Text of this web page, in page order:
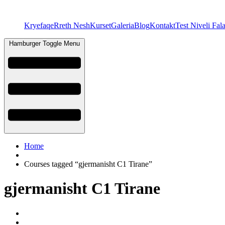
KryefaqeRreth NeshKursetGaleriaBlogKontaktTest Niveli
Hamburger Toggle Menu
Home
Courses tagged “gjermanisht C1 Tirane”
gjermanisht C1 Tirane